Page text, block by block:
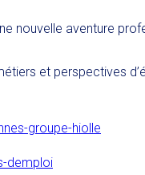
nouvelle aventure
et perspectives
groupe-hiolle
demploi